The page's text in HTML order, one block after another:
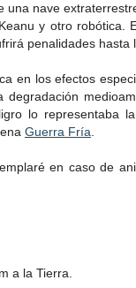
una nave
y otro robótica.
penalidades
en los efectos
lo representaba
Guerra Fría
en caso de
a la Tierra.